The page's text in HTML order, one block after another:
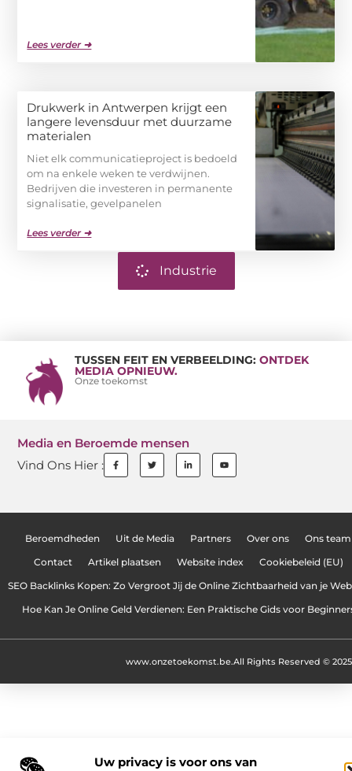
Uw privacy is voor ons van
Lees verder ➜
Drukwerk in Antwerpen krijgt een
langere levensduur met duurzame
materialen
Niet elk communicatieproject is bedoeld
om na enkele weken te verdwijnen.
Bedrijven die investeren in permanente
signalisatie, gevelpanelen
Lees verder ➜
Industrie
TUSSEN FEIT EN VERBEELDING: ONTDEK
MEDIA OPNIEUW.
Onze toekomst
Media en Beroemde mensen
Vind Ons Hier :
Beroemdheden Uit de Media Partners Over ons Ons team
Contact Artikel plaatsen Website index Cookiebeleid (EU)
SEO Backlinks Kopen: Zo Vergroot Jij de Online Zichtbaarheid van je
Hoe Kan Je Online Geld Verdienen: Een Praktische Gids voor
All Rights Reserved © 2025
www.onzetoekomst.be.